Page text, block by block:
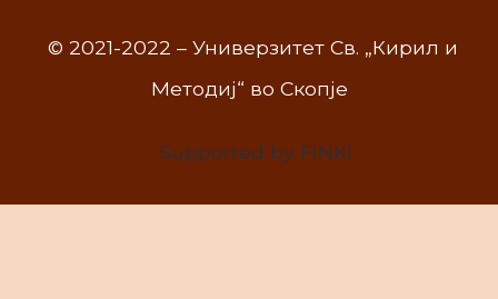
© 2021-2022 – Универзитет Св. „Кирил и
Методиј“ во Скопје
Supported by FINKI